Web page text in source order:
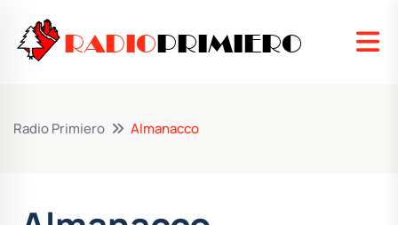
RADIOPRIMIERO
Radio Primiero Almanacco